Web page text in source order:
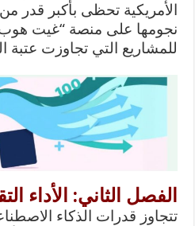
الأمريكية تحظى بأكبر قدر
للمشاريع التي تجاوزت عتبة
الفصل الثاني: الأداء
تتجاوز قدرات الذكاء